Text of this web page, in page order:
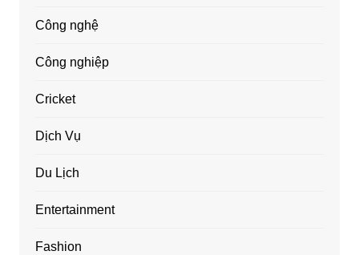
Công nghệ
Công nghiệp
Cricket
Dịch Vụ
Du Lịch
Entertainment
Fashion